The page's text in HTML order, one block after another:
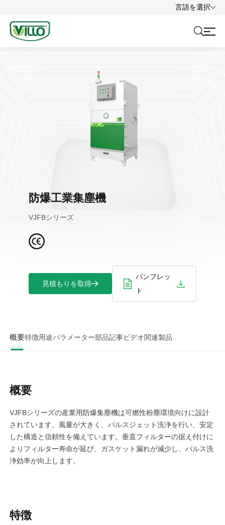
言語を選択
防爆工業集塵機
VJFBシリーズ
見積もりを取得
パンフレッ
ト
概要特徴用途パラメーター部品記事ビデオ関連製品
概要
VJFBシリーズの産業用防爆集塵機は可燃性粉塵環境向けに設計
されています。風量が大きく、パルスジェット洗浄を行い、安定
した構造と信頼性を備えています。垂直フィルターの据え付けに
よりフィルター寿命が延び、ガスケット漏れが減少し、パルス洗
浄効率が向上します。
特徴